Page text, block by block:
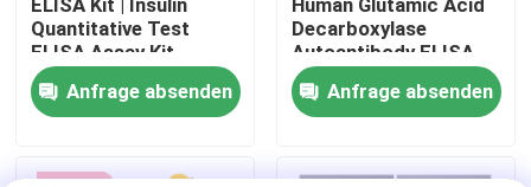
Qualitätskontrolle
Kontakt mit uns
Neuigkeiten
ELISA Kit | Insulin
Quantitative Test
ELISA Assay Kit,
Sandwich ELISA For
Serum Plasma 96
Tests Laboratory
Anfrage absenden
Human Glutamic Acid
Decarboxylase
Autoantibody ELISA
KiT GAD-Ab / GAD65
Autoantibody Enzyme
Linked
Test Kit
Anfrage absenden